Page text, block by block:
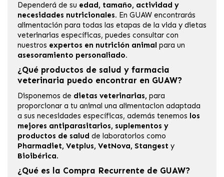
Dependerá de su edad, tamaño, actividad y
necesidades nutricionales. En GUAW encontrarás
alimentación para todas las etapas de la vida y dietas
veterinarias específicas, puedes consultar con
nuestros expertos en nutrición animal para un
asesoramiento personaliado.
¿Qué productos de salud y farmacia
veterinaria puedo encontrar en GUAW?
Disponemos de dietas veterinarias, para
proporcionar a tu animal una alimentacion adaptada
a sus necesidades específicas, además tenemos los
mejores antiparasitarios, suplementos y
productos de salud de laboratorios como
Pharmadiet, Vetplus, VetNova, Stangest y
Bioibérica.
¿Qué es la Compra Recurrente de GUAW?